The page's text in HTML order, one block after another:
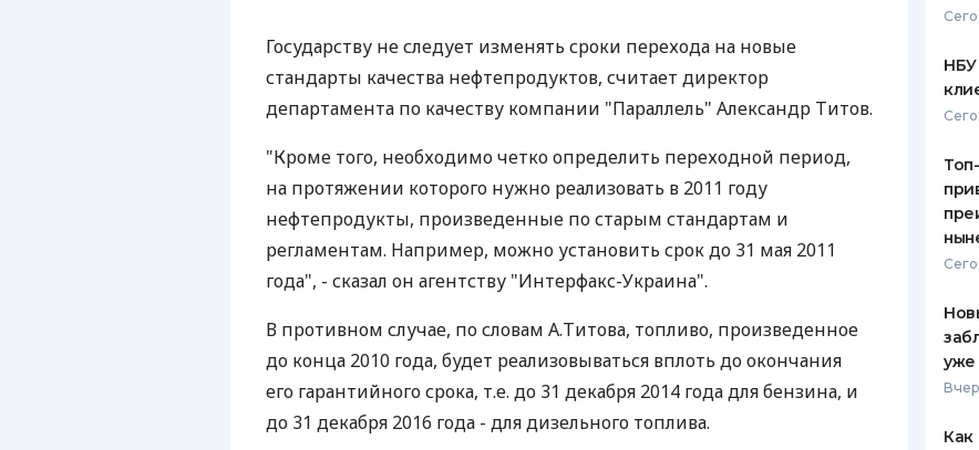
КЕШБЭКА
ПУТЕВОДИТЕЛИ ПО
БАНКОВСКИМ КАРТАМ
ВСЕ
Государству не следует изменять сроки перехода на новые
стандарты качества нефтепродуктов, считает директор
департамента по качеству компании "Параллель" Александр Титов.
"Кроме того, необходимо четко определить переходной период,
на протяжении которого нужно реализовать в 2011 году
нефтепродукты, произведенные по старым стандартам и
регламентам. Например, можно установить срок до 31 мая 2011
года", - сказал он агентству "Интерфакс-Украина".
В противном случае, по словам А.Титова, топливо, произведенное
до конца 2010 года, будет реализовываться вплоть до окончания
его гарантийного срока, т.е. до 31 декабря 2014 года для бензина, и
до 31 декабря 2016 года - для дизельного топлива.
уже
Как